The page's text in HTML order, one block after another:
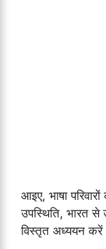
आइए, भाषा
उपस्थिति, भारत
विस्तृत अध्ययन